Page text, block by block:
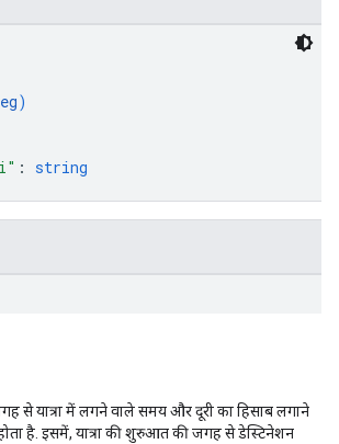
)
: string
से यात्रा में लगने वाले समय और दूरी का हिसाब लगाने
है. इसमें, यात्रा की शुरुआत की जगह से डेस्टिनेशन